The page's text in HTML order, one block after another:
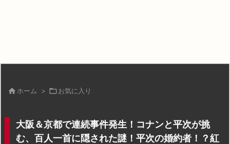
 ホーム > お気に入り
大阪＆京都で連続事件発生！コナンと平次が挑
む、百人一首に隠された謎！平次の婚約者！？紅